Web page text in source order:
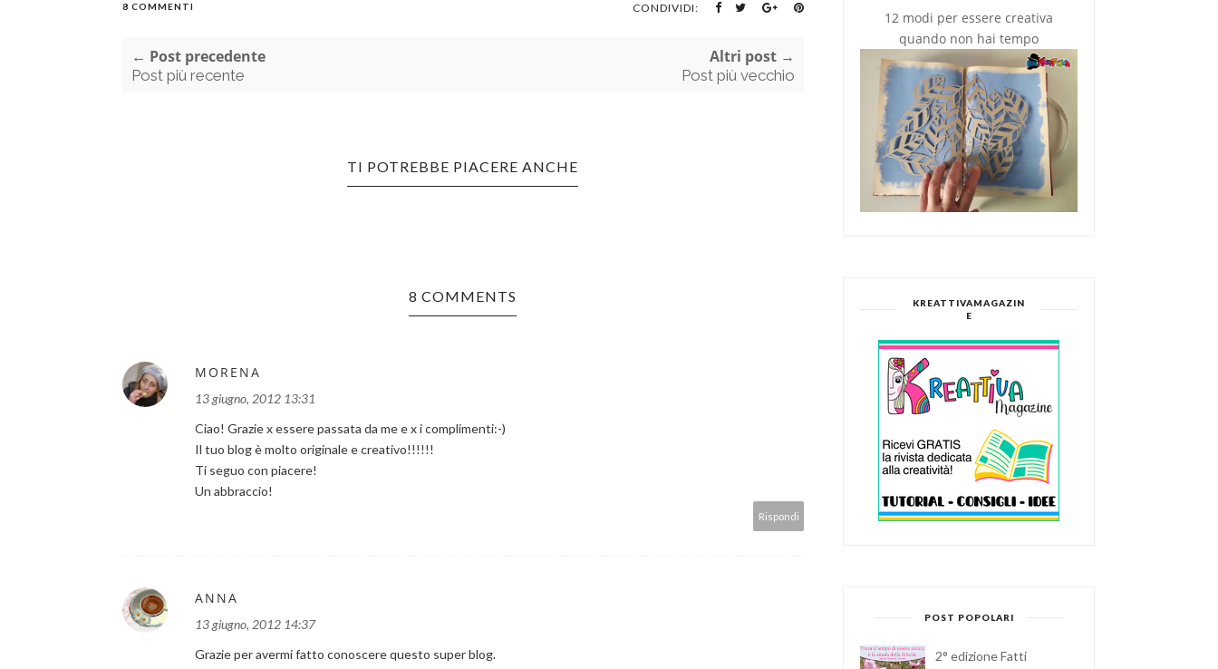
8 COMMENTI CONDIVIDI:
← Post precedente
Post più recente
Altri post →
Post più vecchio
TI POTREBBE PIACERE ANCHE
8 COMMENTS
MORENA
13 giugno, 2012 13:31
Ciao! Grazie x essere passata da me e x i complimenti:-)
Il tuo blog è molto originale e creativo!!!!!!
Ti seguo con piacere!
Un abbraccio!
Rispondi
ANNA
13 giugno, 2012 14:37
Grazie per avermi fatto conoscere questo super blog.
12 modi per essere creativa
quando non hai tempo
KREATTIVAMAGAZIN
E
POST POPOLARI
2° edizione Fatti